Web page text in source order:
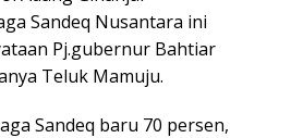
Sandeq Nusantara ini
Pj.gubernur Bahtiar
Teluk Mamuju.
Sandeq baru 70 persen,